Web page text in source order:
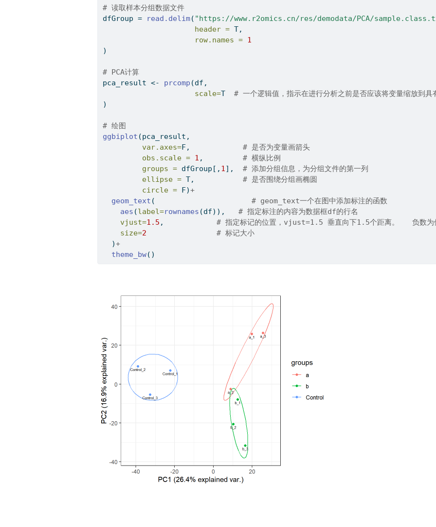
# 读取样本分组数据文件
dfGroup = read.delim( "https://www.r2omics.cn/res/demodata/PCA/
header = T,
row.names = 1
)
# PCA计算
pca_result <- prcomp (df,
scale=T # 一个逻辑值，指示在进行分析之前是否应该将变量缩放到具
)
# 绘图
ggbiplot (pca_result,
var.axes=F, # 是否为变量画箭头
obs.scale = 1 , # 横纵比例
groups = dfGroup[, 1], # 添加分组信息，为分组文件的第一列
ellipse = T, # 是否围绕分组画椭圆
circle = F)+
geom_text ( # geom_text一个在图中添加标注的函数
aes (label=rownames (df)), # 指定标注的内容为数据框df的行名
vjust=1.5 , # 指定标记的位置，vjust=1.5 垂直向下1.5个距离。   负数为位
size=2
# 标记大小
  )
+
theme_bw()